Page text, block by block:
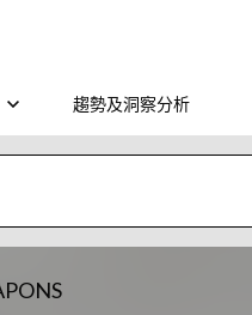
趨勢及洞察分析